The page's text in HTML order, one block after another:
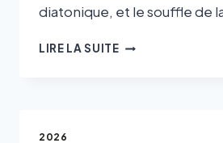
diatonique, et le souffle de
LIRE LA SUITE
2026